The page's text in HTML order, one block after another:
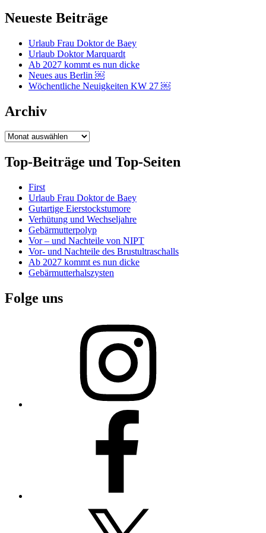
Neueste Beiträge
Urlaub Frau Doktor de Baey
Urlaub Doktor Marquardt
Ab 2027 kommt es nun dicke
Neues aus Berlin ￼
Wöchentliche Neuigkeiten KW 27 ￼
Archiv
Archiv
Top-Beiträge und Top-Seiten
First
Urlaub Frau Doktor de Baey
Gutartige Eierstockstumore
Verhütung und Wechseljahre
Gebärmutterpolyp
Vor – und Nachteile von NIPT
Vor- und Nachteile des Brustultraschalls
Ab 2027 kommt es nun dicke
Gebärmutterhalszysten
Folge uns